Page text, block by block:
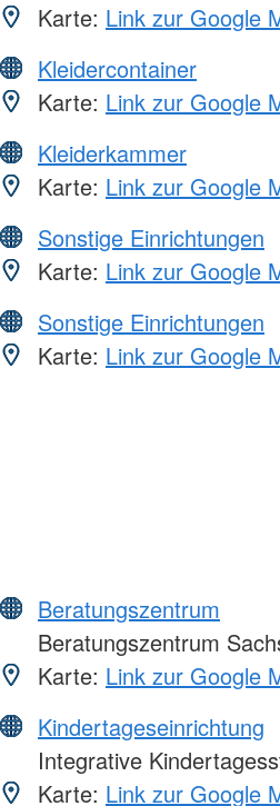
Karte: Link zur Google
Kleidercontainer
Karte: Link zur Google
Kleiderkammer
Karte: Link zur Google
Sonstige Einrichtungen
Karte: Link zur Google
Sonstige Einrichtungen
Karte: Link zur Google
Beratungszentrum
Beratungszentrum
Karte: Link zur Google
Kindertageseinrichtung
Integrative
Karte: Link zur Google